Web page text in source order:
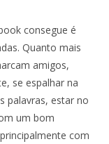
consegue é
Quanto mais
amigos,
se espalhar na
palavras, estar no
um bom
com